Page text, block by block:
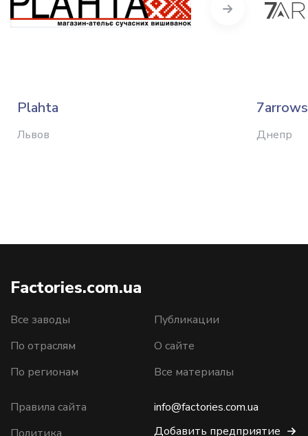
Plahta
Львов
7arrows
Днепр
Next
Factories.com.ua
Все заводы
По отраслям
По регионам
Публикации
О сайте
Все материалы
Правила сайта
info@factories.com.ua
Добавить предприятие